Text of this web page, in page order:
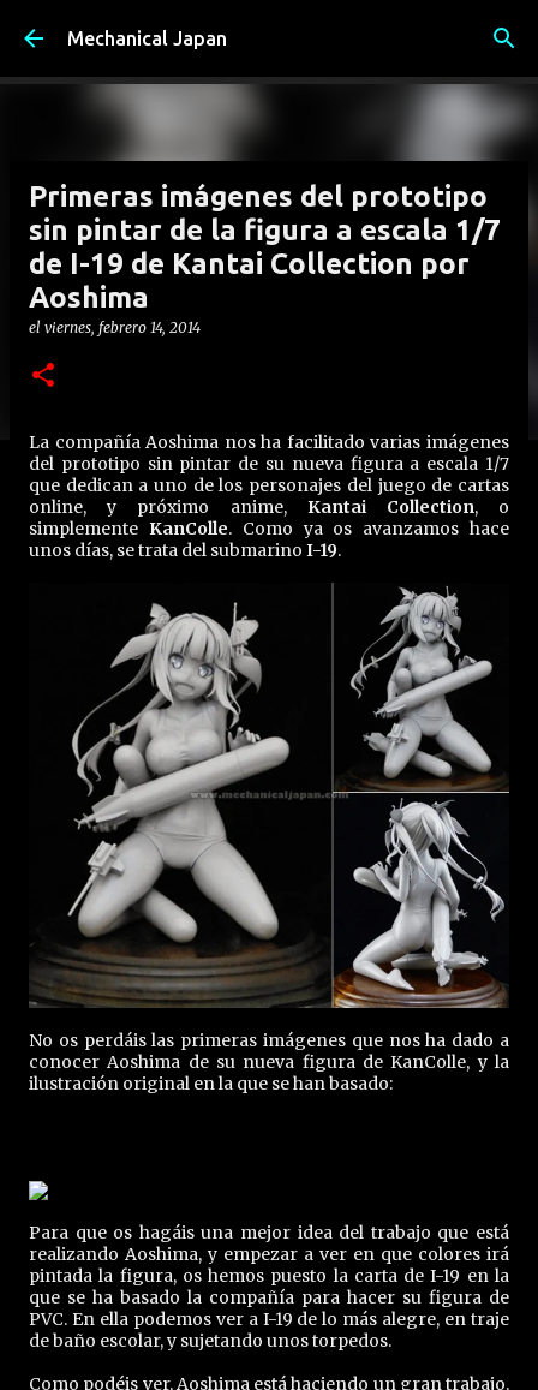
Ir al contenido principal
Mechanical Japan
Primeras imágenes del prototipo
sin pintar de la figura a escala 1/7
de I-19 de Kantai Collection por
Aoshima
el viernes, febrero 14, 2014
La compañía Aoshima nos ha facilitado varias imágenes
del prototipo sin pintar de su nueva figura a escala 1/7
que dedican a uno de los personajes del juego de cartas
online, y próximo anime, Kantai Collection, o
simplemente KanColle. Como ya os avanzamos hace
unos días, se trata del submarino I-19.
No os perdáis las primeras imágenes que nos ha dado a
conocer Aoshima de su nueva figura de KanColle, y la
ilustración original en la que se han basado:
Para que os hagáis una mejor idea del trabajo que está
realizando Aoshima, y empezar a ver en que colores irá
pintada la figura, os hemos puesto la carta de I-19 en la
que se ha basado la compañía para hacer su figura de
PVC. En ella podemos ver a I-19 de lo más alegre, en traje
de baño escolar, y sujetando unos torpedos.
Como podéis ver, Aoshima está haciendo un gran trabajo.